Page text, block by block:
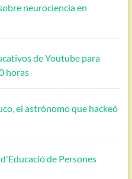
neurociencia en
de Youtube para
horas
el astrónomo que hackeó
de Persones